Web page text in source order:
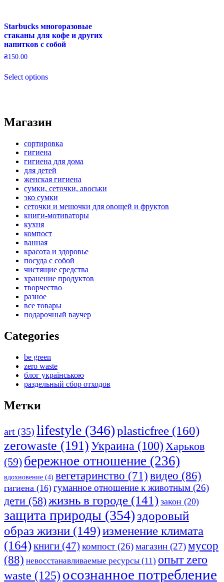
Starbucks многоразовые
стаканы для кофе и других
напитков с собой
₴150.00
Select optionsproduct
options
be
chosen
on
the
product
page
Магазин
сортировка
гигиена
гигиена для дома
для детей
женская гигиена
сумки, сеточки, авоськи
эко сумки
сеточки и мешочки для овощей и фруктов
книги-мотиваторы
кухня
компост
ванная
красота и здоровье
посуда с собой
чистящие средства
хранение продуктов
творчество
разное
все товары
подарочный ваучер
Categories
be green
zero waste
блог українською
раздельный сбор отходов
Метки
art (35) lifestyle (346)plasticfree (160)
zerowaste (191)Украина (100) Харьков
(59) бережное отношение (236)
вдохновение (4) вегетаринство (71) видео (86)
гигиена (16) гуманное отношение к животным (26)
дети (58)жизнь в городе (141) закон (20)
защита природы (354)здоровый
образ жизни (149)изменение климата
(164)книги (47) компост (26)магазин (27)мусор
(88) невосстанавливаемые ресурсы (11) опыт zero
waste (125) осознанное потребление